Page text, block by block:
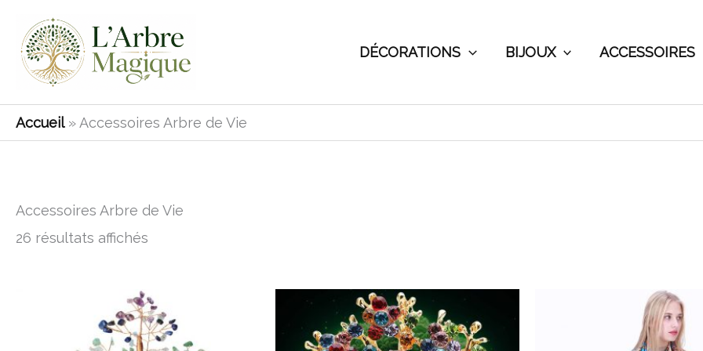
contenu
DÉCORATIONS BIJOUX ACCESSOIRES
Accueil» Accessoires Arbre de Vie
Accessoires Arbre de Vie
26 résultats affichés